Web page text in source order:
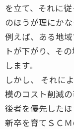
を立て、それに
のほうが理にかな
例えば、ある地
トが下がり、そ
します。
しかし、 それに
模のコスト削減の
後者を優先したほ
新卒を育てＳＣ